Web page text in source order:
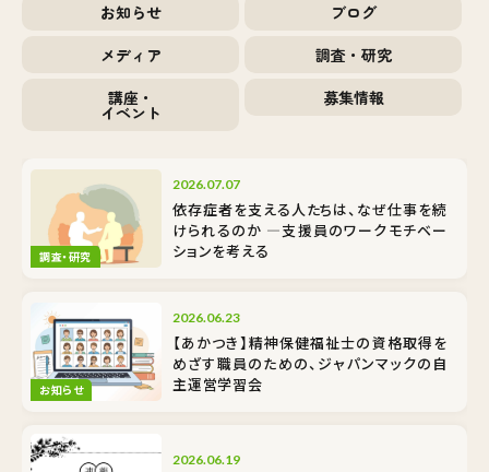
お知らせ
ブログ
メディア
調査・研究
講座・
イベント
募集情報
調査・研究
2026.07.07
依存症者を支える人たちは、なぜ仕事を続
けられるのか ―支援員のワークモチベー
ションを考える
お知らせ
2026.06.23
【あかつき】精神保健福祉士の資格取得を
めざす職員のための、ジャパンマックの自
主運営学習会
2026.06.19